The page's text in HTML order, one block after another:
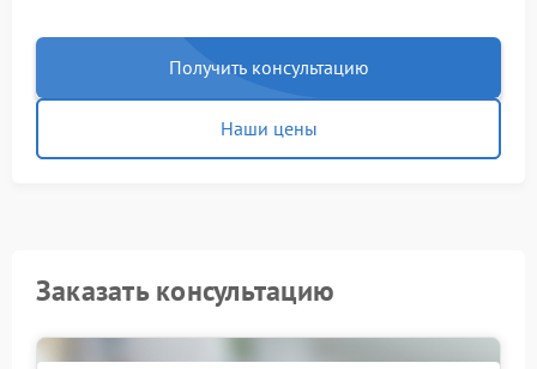
Получить консультацию
Наши цены
Заказать консультацию